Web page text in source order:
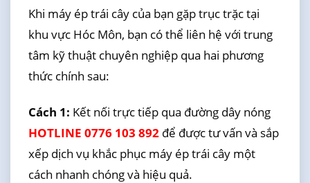
Khi máy ép trái cây của bạn gặp trục trặc tại
khu vực Hóc Môn, bạn có thể liên hệ với trung
tâm kỹ thuật chuyên nghiệp qua hai phương
thức chính sau:
Cách 1: Kết nối trực tiếp qua đường dây nóng
HOTLINE 0776 103 892để được tư vấn và sắp
xếp dịch vụ khắc phục máy ép trái cây một
cách nhanh chóng và hiệu quả.